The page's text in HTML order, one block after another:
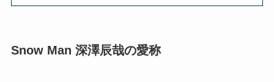
Snow Man 深澤辰哉の愛称